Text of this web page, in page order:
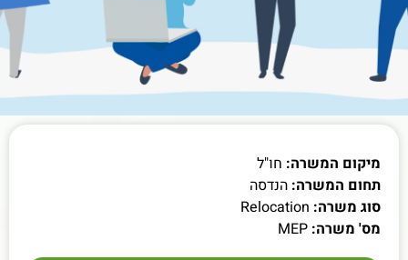
מיקום המשרה: חו"ל
תחום המשרה: הנדסה
סוג משרה: Relocation
מס' משרה: MEP